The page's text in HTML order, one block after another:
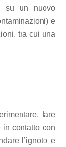
su un nuovo
e
tra cui una
fare
in contatto con
l’ignoto e